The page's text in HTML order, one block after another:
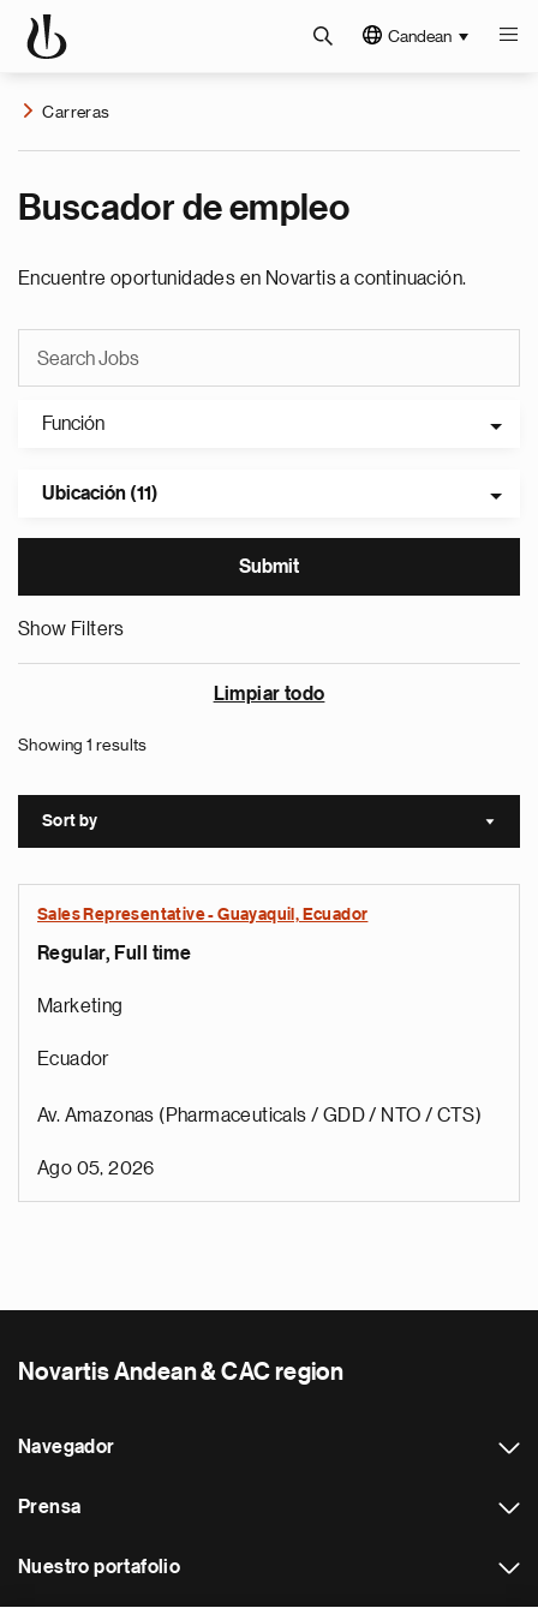
Candean
Carreras
Buscador de empleo
Encuentre oportunidades en Novartis a continuación.
Función
Ubicación (11)
Show Filters
Limpiar todo
Showing 1 results
Sort by Sort
Sales Representative - Guayaquil, Ecuador
Regular, Full time
Marketing
Ecuador
Av. Amazonas (Pharmaceuticals / GDD / NTO / CTS)
Ago 05, 2026
Novartis Andean & CAC region
Navegador
Prensa
Nuestro portafolio